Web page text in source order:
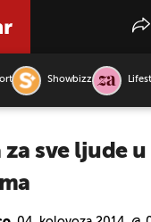
Showbizz
za sve ljude u